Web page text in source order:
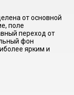
от основной
поле
переход от
фон
ярким и